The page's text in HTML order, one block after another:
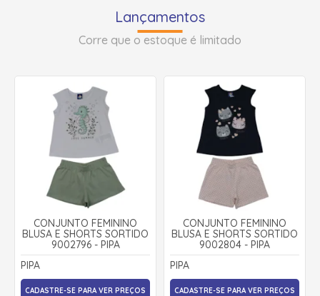
Lançamentos
Corre que o estoque é limitado
CONJUNTO FEMININO
BLUSA E SHORTS SORTIDO
9002796 - PIPA
PIPA
CADASTRE-SE PARA VER PREÇOS
CONJUNTO FEMININO
BLUSA E SHORTS SORTIDO
9002804 - PIPA
PIPA
CADASTRE-SE PARA VER PREÇOS